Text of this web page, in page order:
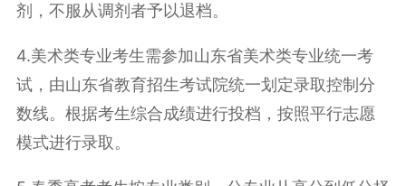
剂，不服从调剂者予以退档。
4.美术类专业考生需参加山东省美术类专业统一考
试，由山东省教育招生考试院统一划定录取控制分
数线。根据考生综合成绩进行投档，按照平行志愿
模式进行录取。